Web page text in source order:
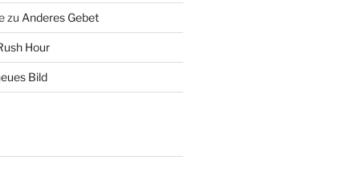
zu Anderes Gebet
Hour
Bild